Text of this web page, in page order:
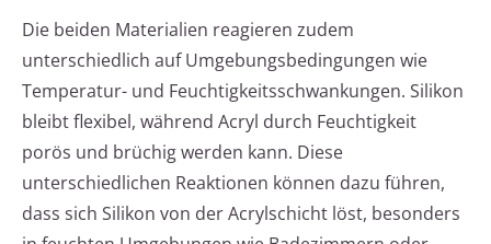
Die beiden Materialien reagieren zudem
unterschiedlich auf Umgebungsbedingungen wie
Temperatur- und Feuchtigkeitsschwankungen. Silikon
bleibt flexibel, während Acryl durch Feuchtigkeit
porös und brüchig werden kann. Diese
unterschiedlichen Reaktionen können dazu führen,
dass sich Silikon von der Acrylschicht löst, besonders